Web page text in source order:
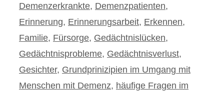
Demenzerkrankte, Demenzpatienten,
Erinnerung, Erinnerungsarbeit, Erkennen,
Familie, Fürsorge, Gedächtnislücken,
Gedächtnisprobleme, Gedächtnisverlust,
Gesichter, Grundprinizipien im Umgang mit
Menschen mit Demenz, häufige Fragen im